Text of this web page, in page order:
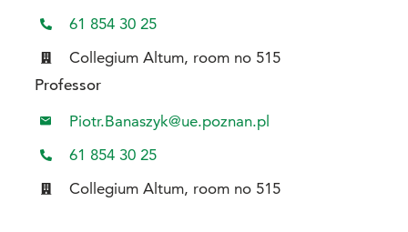
61 854 30 25
Collegium Altum, room no 515
Professor
Piotr.Banaszyk@ue.poznan.pl
61 854 30 25
Collegium Altum, room no 515